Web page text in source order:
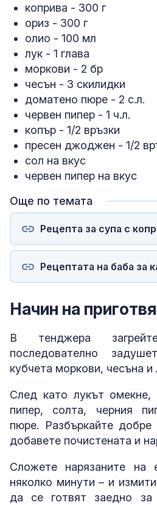
коприва - 300 г
ориз - 300 г
олио - 100 мл
лук - 1 глава
моркови - 2 бр
чесън - 3 скилидки
доматено пюре - 2 с.л.
червен пипер - 1 ч.л.
копър - 1/2 връзки
пресен джоджен - 1/2
сол на вкус
червен пипер на вкус
Още по темата
Рецепта за супа с
Рецептата на баба за
Начин на
В тенджера
последователно
кубчета моркови, чесъна и
След като лукът омекне,
пипер, солта, черния
пюре. Разбъркайте
добавете почистената и
Сложете нарязаните
няколко минути – и
да се готвят заедно за